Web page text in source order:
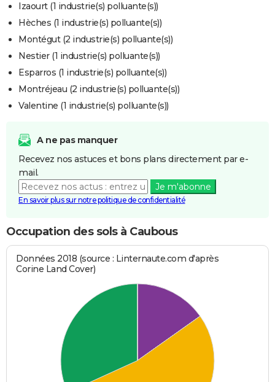
FORUM
Bricolage
Lifestyle
Culture
Sport
Auto
Television
Voyage
Cinema
Izaourt (1 industrie(s) polluante(s))
Hèches (1 industrie(s) polluante(s))
Montégut (2 industrie(s) polluante(s))
Nestier (1 industrie(s) polluante(s))
Esparros (1 industrie(s) polluante(s))
Montréjeau (2 industrie(s) polluante(s))
Valentine (1 industrie(s) polluante(s))
A ne pas manquer
Recevez nos astuces et bons plans directement par e-
mail.
Je m'abonne
En savoir plus sur notre politique de confidentialité
Occupation des sols à Caubous
Données 2018 (source : Linternaute.com d'après
Corine Land Cover)